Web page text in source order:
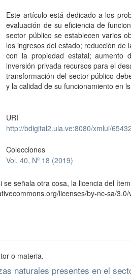
Este artículo está dedicado a los
evaluación de su eficiencia de
sector público se establecen varios
los ingresos del estado; reducción de
con la propiedad estatal; aumento
inversión privada recursos para el
transformación del sector público
y la calidad de su funcionamiento en
URI
http://bdigital2.ula.ve:8080/xmlui/
Colecciones
Vol. 40, Nº 18 (2019)
se señala otra cosa, la licencia del
licenses/by-nc-sa/3.0/
o materia.
naturales presentes en el